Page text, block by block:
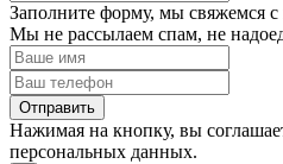
Заполните форму, мы свяжемся с
Мы не рассылаем спам, не
Нажимая на кнопку, вы
персональных данных.